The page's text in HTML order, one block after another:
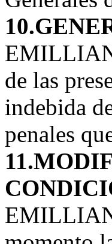
de las
indebida
penales